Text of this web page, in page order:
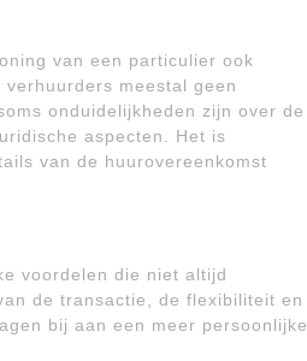
van een particulier ook
meestal geen
onduidelijkheden zijn over de
aspecten. Het is
van de huurovereenkomst
voordelen die niet altijd
de transactie, de flexibiliteit en
bij aan een meer persoonlijke